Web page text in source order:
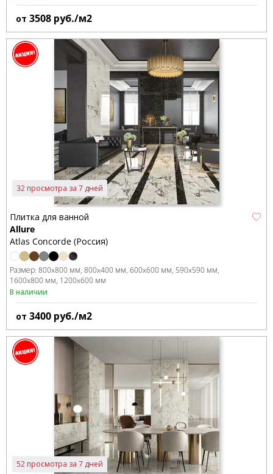
от 3508 руб./м2
32 просмотра за 7 дней
Плитка для ванной
Allure
Atlas Concorde (Россия)
Размер: 800x800 мм 800x400 мм 600x600 мм 590x590 мм
1600x800 мм 1200x600 мм
В наличии
от 3400 руб./м2
52 просмотра за 7 дней